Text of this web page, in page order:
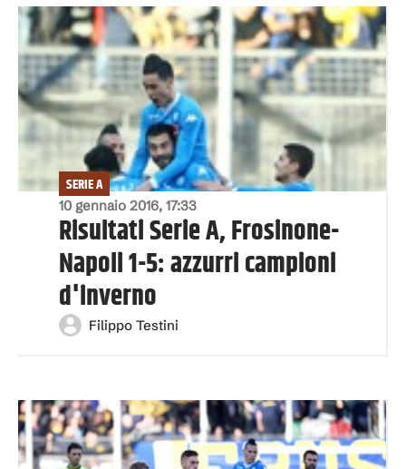
10 gennaio 2016, 17:33
SERIE A
Risultati Serie A, Frosinone-
Napoli 1-5: azzurri campioni
d'inverno
Filippo Testini